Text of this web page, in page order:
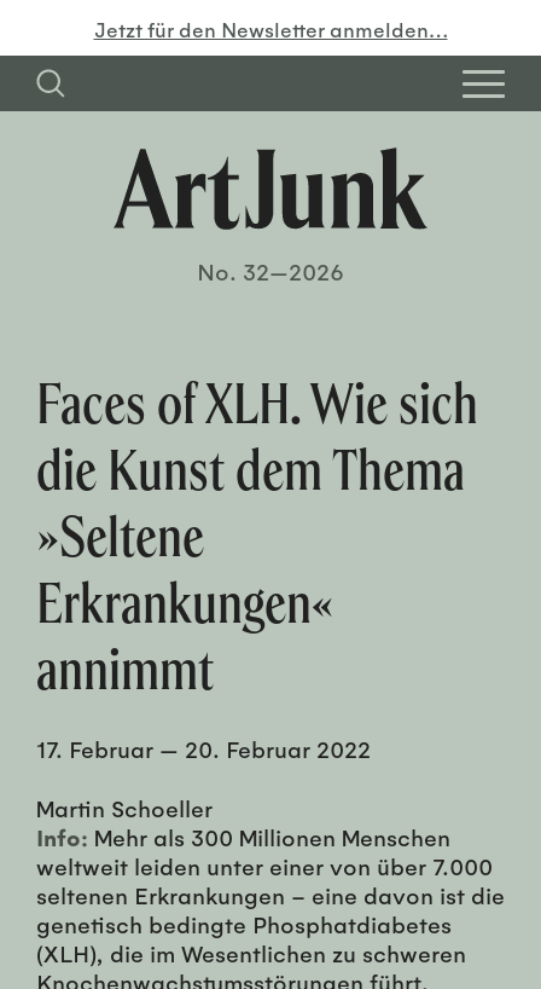
Jetzt für den Newsletter anmelden…
No. 32—2026
Faces of XLH. Wie sich
die Kunst dem Thema
»Seltene
Erkrankungen«
annimmt
17. Februar — 20. Februar 2022
Martin Schoeller
Info: Mehr als 300 Millionen Menschen
weltweit leiden unter einer von über 7.000
seltenen Erkrankungen – eine davon ist die
genetisch bedingte Phosphatdiabetes
(XLH), die im Wesentlichen zu schweren
Knochenwachstumsstörungen führt.